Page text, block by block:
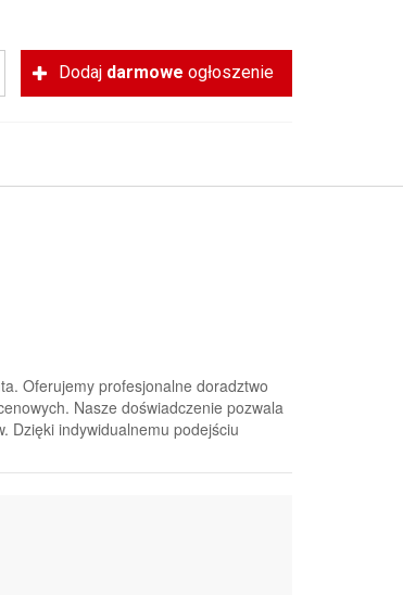
Dodaj darmowe ogłoszenie
Oferujemy profesjonalne doradztwo
Nasze doświadczenie pozwala
Dzięki indywidualnemu podejściu